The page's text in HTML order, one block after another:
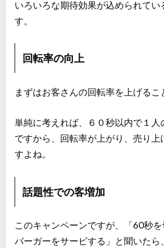
いろいろな期待効果が込められてい
す。
回転率の向上
まずはお客さんの回転率を上げるこ
単純に考えれば、６０秒以内で１人
ですから、回転率が上がり、売り
すよね。
話題性での客増加
このキャンペーンですが、「60秒
バーガーをサービする」と聞いたら